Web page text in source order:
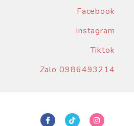
Facebook
Instagram
Tiktok
Zalo 0986493214